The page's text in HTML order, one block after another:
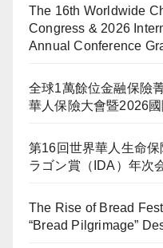
The 16th Worldwide
Congress & 2026
Annual Conference
全球1萬餘位金融保險
華人保險大會暨2026
第16回世界華人生命
ラゴン賞（IDA）年次
The Rise of Bread
“Bread Pilgrimage”